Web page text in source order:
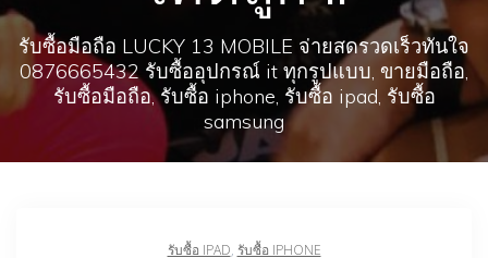
รับซื้อมือถือ LUCKY 13 MOBILE จ่ายสดรวดเร็วทันใจ
0876665432 รับซื้ออุปกรณ์ it ทุกรูปแบบ, ขายมือถือ,
รับซื้อมือถือ, รับซื้อ iphone, รับซื้อ ipad, รับซื้อ
samsung
รับซื้อ IPAD, รับซื้อ IPHONE